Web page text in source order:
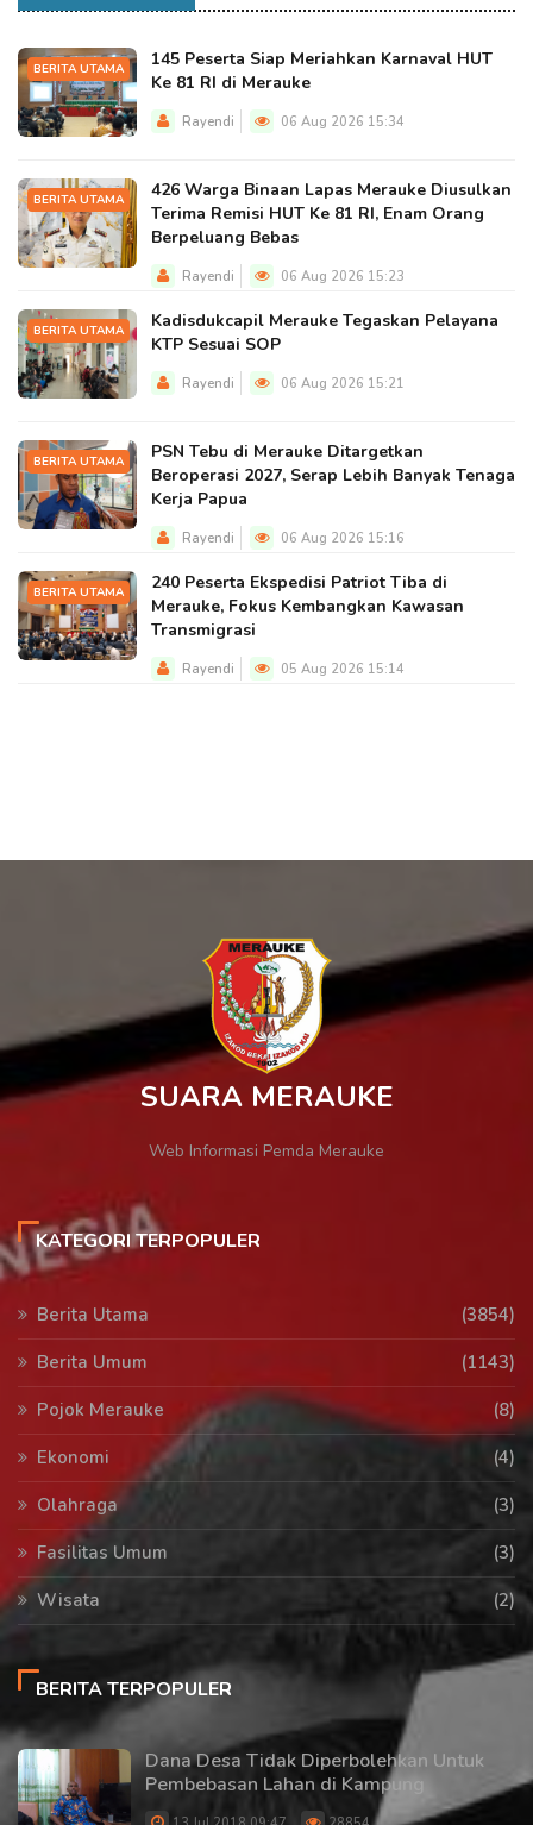
BERITA UTAMA
145 Peserta Siap Meriahkan Karnaval HUT
Ke 81 RI di Merauke
Rayendi 06 Aug 2026 15:34
BERITA UTAMA
426 Warga Binaan Lapas Merauke Diusulkan
Terima Remisi HUT Ke 81 RI, Enam Orang
Berpeluang Bebas
Rayendi 06 Aug 2026 15:23
BERITA UTAMA
Kadisdukcapil Merauke Tegaskan Pelayana
KTP Sesuai SOP
Rayendi 06 Aug 2026 15:21
BERITA UTAMA
PSN Tebu di Merauke Ditargetkan
Beroperasi 2027, Serap Lebih Banyak Tenaga
Kerja Papua
Rayendi 06 Aug 2026 15:16
BERITA UTAMA
240 Peserta Ekspedisi Patriot Tiba di
Merauke, Fokus Kembangkan Kawasan
Transmigrasi
Rayendi 05 Aug 2026 15:14
SUARA MERAUKE
Web Informasi Pemda Merauke
KATEGORI TERPOPULER
Berita Utama
(3854)
Berita Umum
(1143)
Pojok Merauke
(8)
Ekonomi
(4)
Olahraga
(3)
Fasilitas Umum
(3)
Wisata
(2)
BERITA TERPOPULER
Dana Desa Tidak Diperbolehkan Untuk
Pembebasan Lahan di Kampung